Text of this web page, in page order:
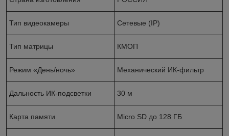
Тип видеокамеры Сетевые (IP)
Тип матрицы КМОП
Режим «День/ночь» Механический ИК-фильтр
Дальность ИК-подсветки 30 м
Карта памяти Micro SD до 128 ГБ